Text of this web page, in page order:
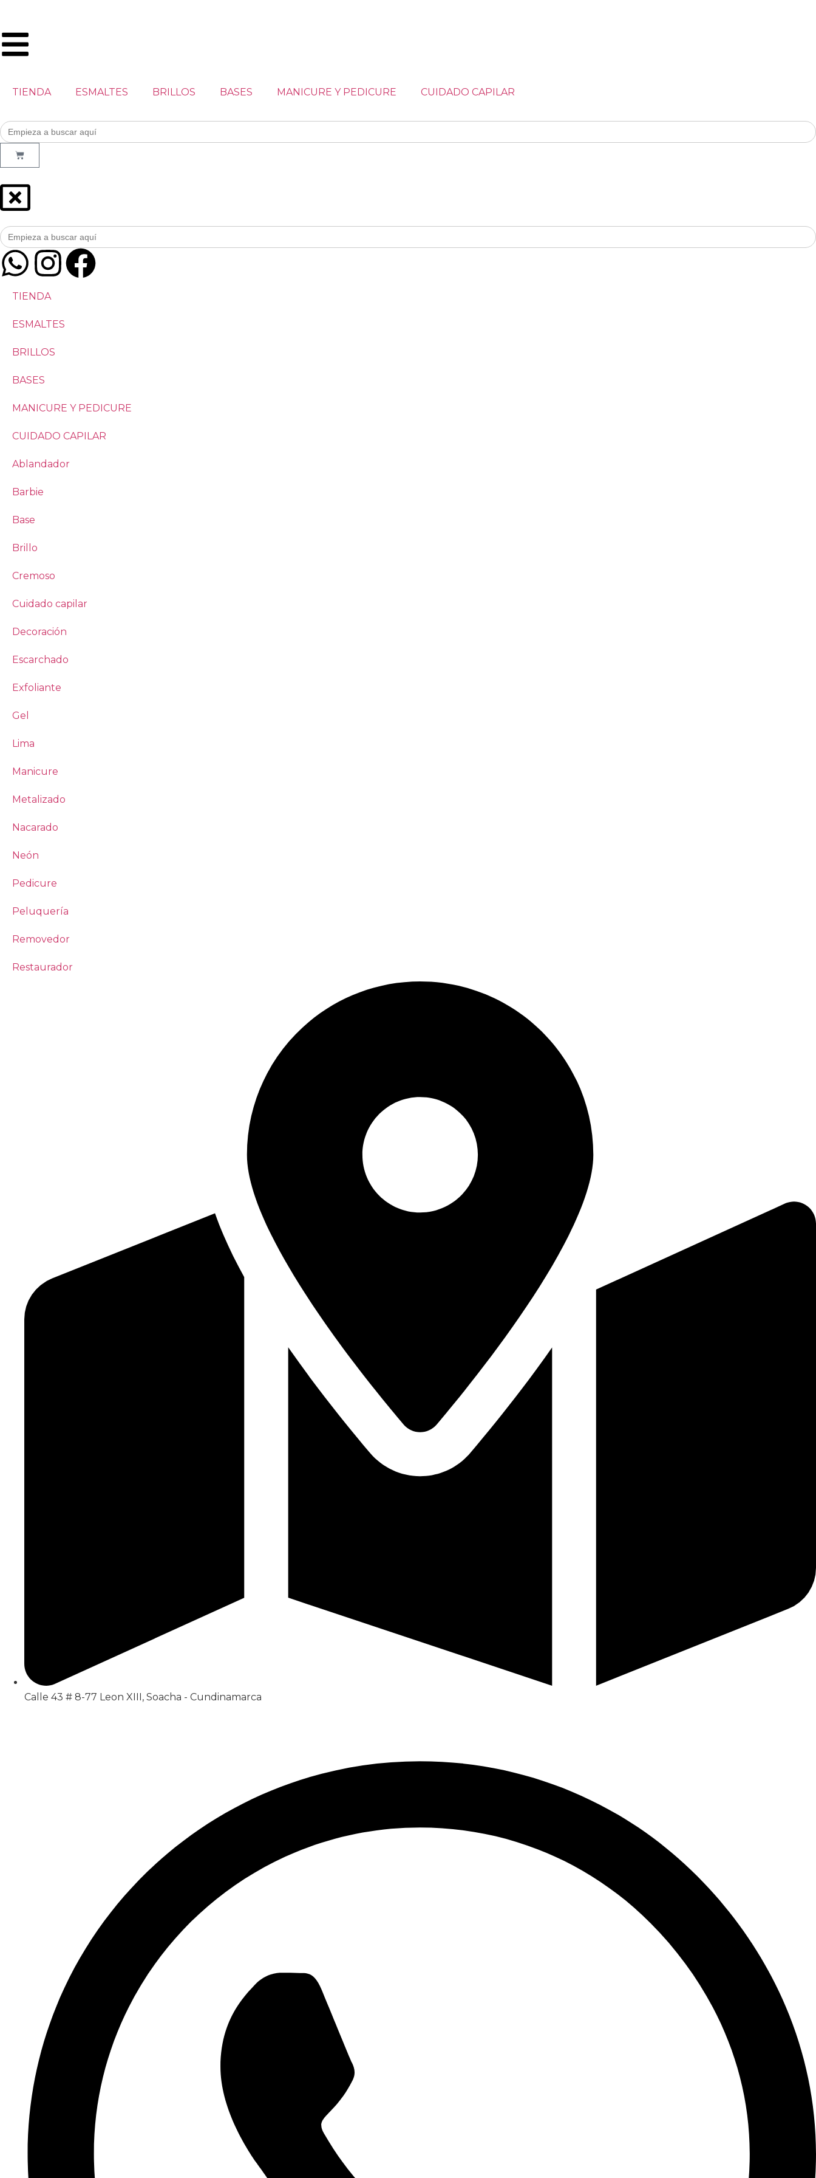
TIENDA ESMALTES BRILLOS BASES MANICURE Y PEDICURE CUIDADO CAPILAR
Buscar:
Buscar:
TIENDA
ESMALTES
BRILLOS
BASES
MANICURE Y PEDICURE
CUIDADO CAPILAR
Ablandador
Barbie
Base
Brillo
Cremoso
Cuidado capilar
Decoración
Escarchado
Exfoliante
Gel
Lima
Manicure
Metalizado
Nacarado
Neón
Pedicure
Peluquería
Removedor
Restaurador
Calle 43 # 8-77 Leon XIII, Soacha - Cundinamarca